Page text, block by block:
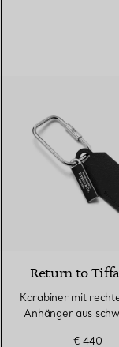
Return to
Karabiner mit
Anhänger aus
€ 440